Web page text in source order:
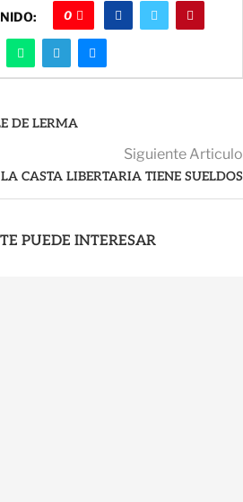
0
DE LERMA
Siguiente Articulo
LA CASTA LIBERTARIA TIENE SUELDOS
PUEDE INTERESAR